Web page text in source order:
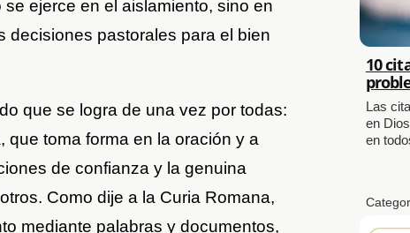
ejerce en el aislamiento, sino en
decisiones pastorales para el bien
que se logra de una vez por todas:
toma forma en la oración y a
de confianza y la genuina
Como dije a la Curia Romana,
mediante palabras y documentos,
10
Las
en
en